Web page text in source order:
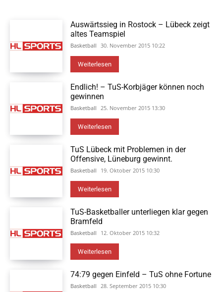
Auswärtssieg in Rostock – Lübeck zeigt
altes Teamspiel
Basketball 30. November 2015 10:22
Weiterlesen
Endlich! – TuS-Korbjäger können noch
gewinnen
Basketball 25. November 2015 13:30
Weiterlesen
TuS Lübeck mit Problemen in der
Offensive, Lüneburg gewinnt.
Basketball 19. Oktober 2015 10:30
Weiterlesen
TuS-Basketballer unterliegen klar gegen
Bramfeld
Basketball 12. Oktober 2015 10:32
Weiterlesen
74:79 gegen Einfeld – TuS ohne Fortune
Basketball 28. September 2015 10:30